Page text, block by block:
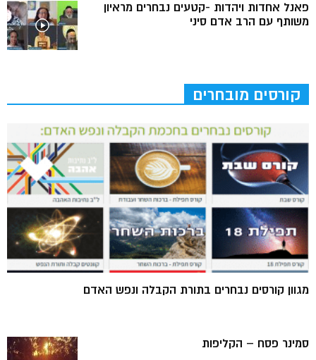
פאנל אחדות ויהדות -קטעים נבחרים מראיון
משותף עם הרב אדם סיני
קורסים מובחרים
מגוון קורסים נבחרים בתורת הקבלה ונפש האדם
סמינר פסח – הקליפות